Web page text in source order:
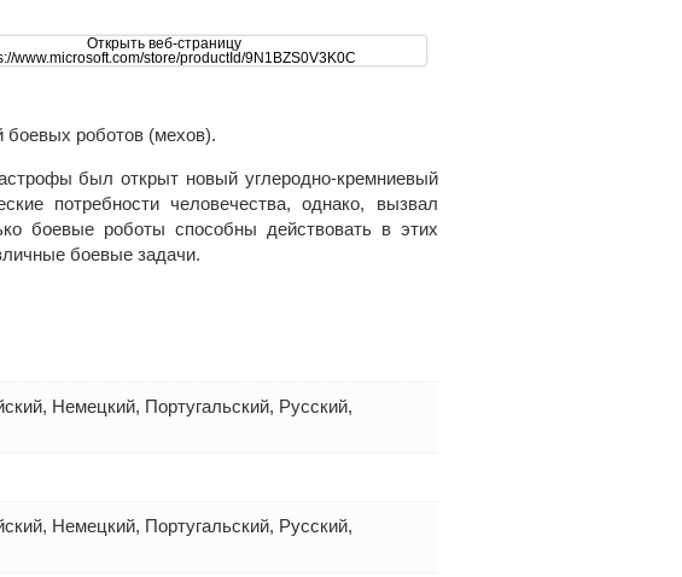
боевых роботов (мехов).
был открыт новый углеродно-кремниевый
потребности человечества, однако, вызвал
боевые роботы способны действовать в этих
боевые задачи.
Немецкий, Португальский, Русский,
Немецкий, Португальский, Русский,